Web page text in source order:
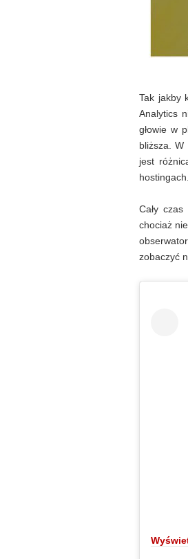
Tak jakby
Analytics
głowie w
bliższa.
jest
Cały
chociaż
zobaczyć